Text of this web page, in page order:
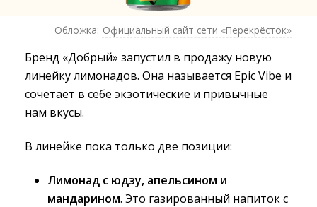
Обложка: Официальный сайт сети «Перекрёсток»
Бренд «Добрый» запустил в продажу новую
линейку лимонадов. Она называется Epic Vibe и
сочетает в себе экзотические и привычные
нам вкусы.
В линейке пока только две позиции:
Лимонад с юдзу, апельсином и
мандарином. Это газированный напиток с